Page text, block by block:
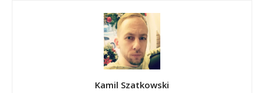
Kamil Szatkowski